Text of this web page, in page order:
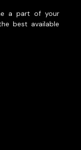
a part of your
best available